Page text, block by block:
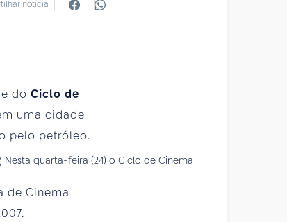
notícia
do Ciclo de
uma cidade
pelo petróleo.
Nesta quarta-feira (24) o Ciclo de Cinema
de Cinema